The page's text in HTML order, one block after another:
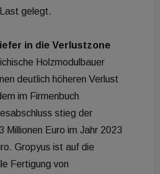
gelegt.
in die Verlustzone
Holzmodulbauer
deutlich höheren Verlust
im Firmenbuch
stieg der
Millionen Euro im Jahr 2023
Gropyus ist auf die
Fertigung von